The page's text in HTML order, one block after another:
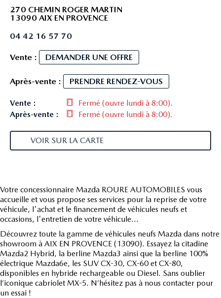
270 CHEMIN ROGER MARTIN
13090 AIX EN PROVENCE
04 42 16 57 70
Vente : DEMANDER UNE OFFRE
Après-vente : PRENDRE RENDEZ-VOUS
Vente : Fermé (ouvre lundi à 8:00).
Après-vente :
Fermé (ouvre lundi à 8:00).
VOIR SUR LA CARTE
Votre concessionnaire Mazda ROURE AUTOMOBILES vous
accueille et vous propose ses services pour la reprise de votre
véhicule, l'achat et le financement de véhicules neufs et
occasions, l'entretien de votre véhicule...
Découvrez toute la gamme de véhicules neufs Mazda dans notre
showroom à AIX EN PROVENCE (13090). Essayez la citadine
Mazda2 Hybrid, la berline Mazda3 ainsi que la berline 100%
électrique Mazda6e, les SUV CX-30, CX-60 et CX-80,
disponibles en hybride rechargeable ou Diesel. Sans oublier
l’iconique cabriolet MX-5. N’hésitez pas à nous contacter pour
un essai !